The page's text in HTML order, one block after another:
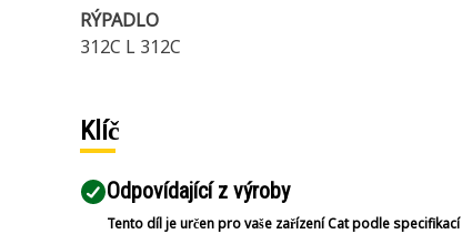
RÝPADLO
312C L 312C
Klíč
Odpovídající z výroby
Tento díl je určen pro vaše zařízení Cat podle